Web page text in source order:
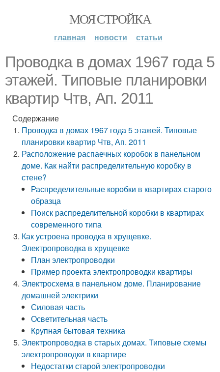
МОЯ СТРОЙКА
главная новости статьи
Проводка в домах 1967 года 5
этажей. Типовые планировки
квартир Чтв, Ап. 2011
Содержание
Проводка в домах 1967 года 5 этажей. Типовые
планировки квартир Чтв, Ап. 2011
Расположение распаечных коробок в панельном
доме. Как найти распределительную коробку в
стене?
Распределительные коробки в квартирах старого
образца
Поиск распределительной коробки в квартирах
современного типа
Как устроена проводка в хрущевке.
Электропроводка в хрущевке
План электропроводки
Пример проекта электропроводки квартиры
Электросхема в панельном доме. Планирование
домашней электрики
Силовая часть
Осветительная часть
Крупная бытовая техника
Электропроводка в старых домах. Типовые схемы
электропроводки в квартире
Недостатки старой электропроводки